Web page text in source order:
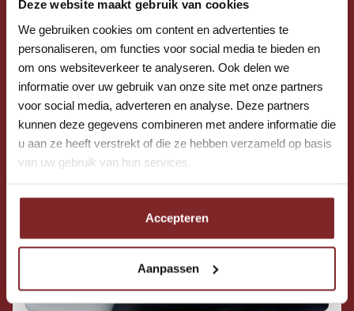
Deze website maakt gebruik van cookies
We gebruiken cookies om content en advertenties te
personaliseren, om functies voor social media te bieden en
om ons websiteverkeer te analyseren. Ook delen we
informatie over uw gebruik van onze site met onze partners
voor social media, adverteren en analyse. Deze partners
kunnen deze gegevens combineren met andere informatie die
u aan ze heeft verstrekt of die ze hebben verzameld op basis
van uw gebruik van hun services.
Accepteren
Aanpassen